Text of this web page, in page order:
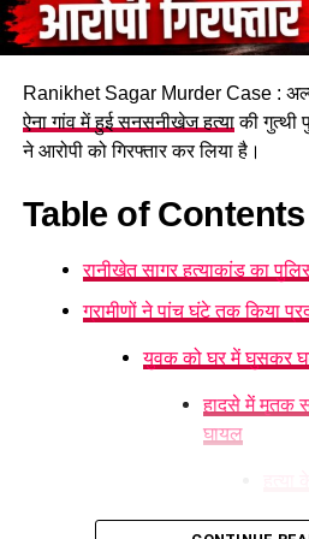
और प्रशासन की टीमें मौके पर पहुंचीं और
शुरू कर दी।
Ranikhet Sagar Murder Case :
ऐना गांव में हुई सनसनीखेज हत्याकी गुत्थी
ने आरोपी को गिरफ्तार कर लिया है।
Table of Contents
रानीखेत सागर हत्याकांड का
ग्रामीणों ने पांच घंटे तक किया
युवक को घर में घुसकर
हादसे में मृतक
घायल